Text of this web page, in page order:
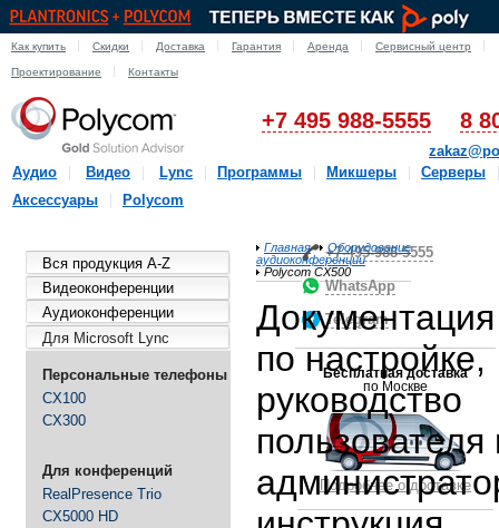
Как купить Скидки Доставка Гарантия Аренда Сервисный центр
Проектирование Контакты
+7 495 988-5555 8
Аудио
Видео Lync Программы Микшеры
Серверы
Аксессуары
Polycom
Вся продукция A-Z
Видеоконференции
Аудиоконференции
Для Microsoft Lync
Персональные телефоны
CX100
CX300
Для конференций
RealPresence Trio
CX5000 HD
+7-495-988-5555
WhatsApp
Telegram
Бесплатная доставка
по Москве
Подробнее о доставке
Главная
Оборудование
аудиоконференции
Polycom CX500
Документация
по настройке,
руководство
пользователя